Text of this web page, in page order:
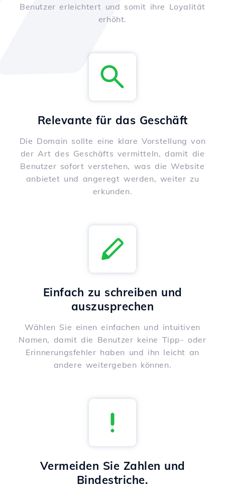
Benutzer erleichtert und somit ihre Loyalität
erhöht.
Relevante für das Geschäft
Die Domain sollte eine klare Vorstellung von
der Art des Geschäfts vermitteln, damit die
Benutzer sofort verstehen, was die Website
anbietet und angeregt werden, weiter zu
erkunden.
Einfach zu schreiben und
auszusprechen
Wählen Sie einen einfachen und intuitiven
Namen, damit die Benutzer keine Tipp- oder
Erinnerungsfehler haben und ihn leicht an
andere weitergeben können.
Vermeiden Sie Zahlen und
Bindestriche.